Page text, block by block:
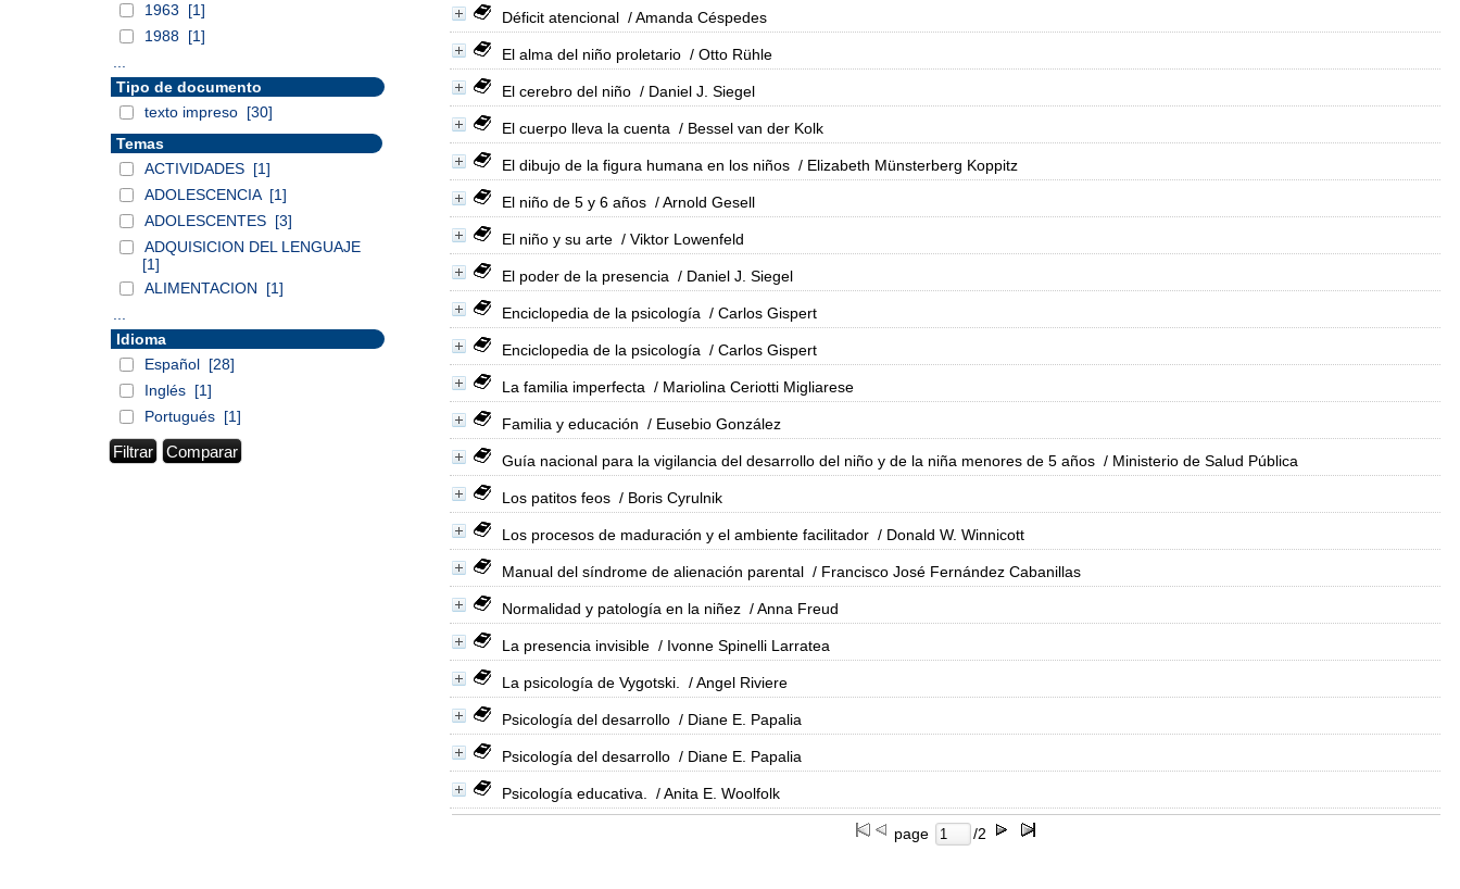
Déficit atencional / Amanda Céspedes
El alma del niño proletario / Otto Rühle
El cerebro del niño / Daniel J. Siegel
El cuerpo lleva la cuenta / Bessel van der Kolk
El dibujo de la figura humana en los niños / Elizabeth Münsterberg Koppitz
El niño de 5 y 6 años / Arnold Gesell
El niño y su arte / Viktor Lowenfeld
El poder de la presencia / Daniel J. Siegel
Enciclopedia de la psicología / Carlos Gispert
Enciclopedia de la psicología / Carlos Gispert
La familia imperfecta / Mariolina Ceriotti Migliarese
Familia y educación / Eusebio González
Guía nacional para la vigilancia del desarrollo del niño y de la niña menores de 5 años / Ministerio de Salud Pública
Los patitos feos / Boris Cyrulnik
Los procesos de maduración y el ambiente facilitador / Donald W. Winnicott
Manual del síndrome de alienación parental / Francisco José Fernández Cabanillas
Normalidad y patología en la niñez / Anna Freud
La presencia invisible / Ivonne Spinelli Larratea
La psicología de Vygotski. / Angel Riviere
Psicología del desarrollo / Diane E. Papalia
Psicología del desarrollo / Diane E. Papalia
Psicología educativa. / Anita E. Woolfolk
page /2
1963
[1]
1988 [1]
Tipo de documento
texto impreso [30]
Temas
ACTIVIDADES [1]
ADOLESCENCIA [1]
ADOLESCENTES [3]
ADQUISICION DEL LENGUAJE
[1]
ALIMENTACION
[1]
Idioma
Español [28]
Inglés [1]
Portugués [1]